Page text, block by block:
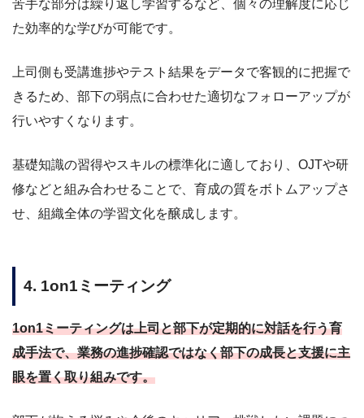
苦手な部分は繰り返し学習するなど、個々の理解度に応じ
た効率的な学びが可能です。
上司側も受講進捗やテスト結果をデータで客観的に把握で
きるため、部下の弱点に合わせた適切なフォローアップが
行いやすくなります。
基礎知識の習得やスキルの標準化に適しており、OJTや研
修などと組み合わせることで、育成の質をボトムアップさ
せ、組織全体の学習文化を醸成します。
4. 1on1ミーティング
1on1ミーティングは上司と部下が定期的に対話を行う育
成手法で、業務の進捗確認ではなく部下の成長と支援に主
眼を置く取り組みです。